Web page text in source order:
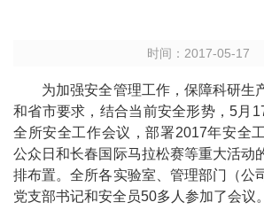
时间：2017-05-17
为加强安全管理工作，保障科研生
和省市要求，结合当前安全形势，5月
全所安全工作会议，部署2017年安全
公众日和长春国际马拉松赛等重大活动
排布置。全所各实验室、管理部门（公
党支部书记和安全员50多人参加了会议。